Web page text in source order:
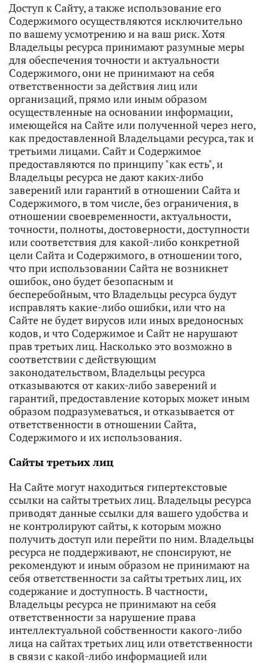
Доступ к Сайту, а также использование его
Содержимого осуществляются исключительно
по вашему усмотрению и на ваш риск. Хотя
Владельцы ресурса принимают разумные меры
для обеспечения точности и актуальности
Содержимого, они не принимают на себя
ответственности за действия лиц или
организаций, прямо или иным образом
осуществленные на основании информации,
имеющейся на Сайте или полученной через него,
как предоставленной Владельцами ресурса, так и
третьими лицами. Сайт и Содержимое
предоставляются по принципу "как есть", и
Владельцы ресурса не дают каких-либо
заверений или гарантий в отношении Сайта и
Содержимого, в том числе, без ограничения, в
отношении своевременности, актуальности,
точности, полноты, достоверности, доступности
или соответствия для какой-либо конкретной
цели Сайта и Содержимого, в отношении того,
что при использовании Сайта не возникнет
ошибок, оно будет безопасным и
бесперебойным, что Владельцы ресурса будут
исправлять какие-либо ошибки, или что на
Сайте не будет вирусов или иных вредоносных
кодов, и что Содержимое и Сайт не нарушают
прав третьих лиц. Насколько это возможно в
соответствии с действующим
законодательством, Владельцы ресурса
отказываются от каких-либо заверений и
гарантий, предоставление которых может иным
образом подразумеваться, и отказывается от
ответственности в отношении Сайта,
Содержимого и их использования.
Сайты третьих лиц
На Сайте могут находиться гипертекстовые
ссылки на сайты третьих лиц. Владельцы ресурса
приводят данные ссылки для вашего удобства и
не контролируют сайты, к которым можно
получить доступ или перейти по ним. Владельцы
ресурса не поддерживают, не спонсируют, не
рекомендуют и иным образом не принимают на
себя ответственности за сайты третьих лиц, их
содержание и доступность. В частности,
Владельцы ресурса не принимают на себя
ответственности за нарушение права
интеллектуальной собственности какого-либо
лица на сайтах третьих лиц или ответственности
в связи с какой-либо информацией или